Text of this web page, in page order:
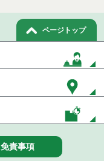
ページトップ
免責事項